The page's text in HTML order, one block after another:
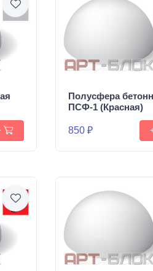
Полусфера
ПСФ-1 (Красная)
850 ₽